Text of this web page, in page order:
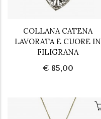
COLLANA CATENA
LAVORATA E CUORE IN
FILIGRANA
€ 85,00